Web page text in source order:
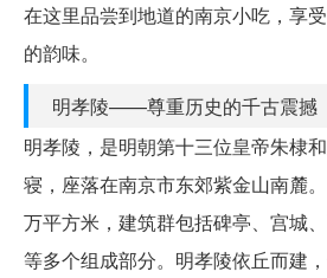
在这里品尝到地道的南京小吃，享
的韵味。
明孝陵——尊重历史的千古震撼
明孝陵，是明朝第十三位皇帝朱棣
寝，座落在南京市东郊紫金山南麓
万平方米，建筑群包括碑亭、宫城
等多个组成部分。明孝陵依丘而建